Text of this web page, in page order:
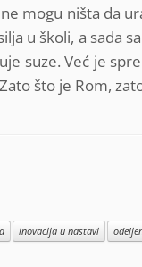
mogu ništa da
u školi, a sada
suze. Već je
što je Rom,
inovacija u nastavi